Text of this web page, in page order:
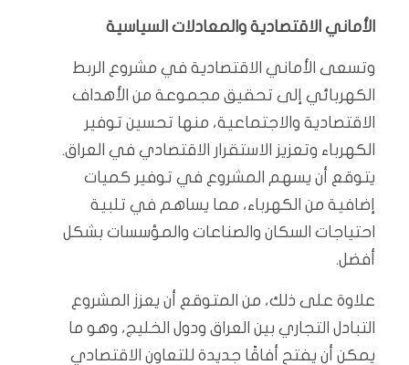
الأماني الاقتصادية والمعادلات السياسية
وتسعى الأماني الاقتصادية في مشروع الربط
الكهربائي إلى تحقيق مجموعة من الأهداف
الاقتصادية والاجتماعية، منها تحسين توفير
الكهرباء وتعزيز الاستقرار الاقتصادي في العراق.
يتوقع أن يسهم المشروع في توفير كميات
إضافية من الكهرباء، مما يساهم في تلبية
احتياجات السكان والصناعات والمؤسسات بشكل
أفضل.
علاوة على ذلك، من المتوقع أن يعزز المشروع
التبادل التجاري بين العراق ودول الخليج، وهو ما
يمكن أن يفتح أفاقًا جديدة للتعاون الاقتصادي